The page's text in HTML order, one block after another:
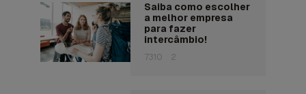
Saiba como escolher
a melhor empresa
para fazer
intercâmbio!
7310 2